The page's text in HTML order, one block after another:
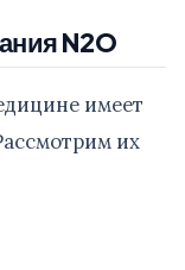
N2O
имеет
их